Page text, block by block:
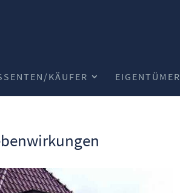
KÄUFER EIGENTÜMER